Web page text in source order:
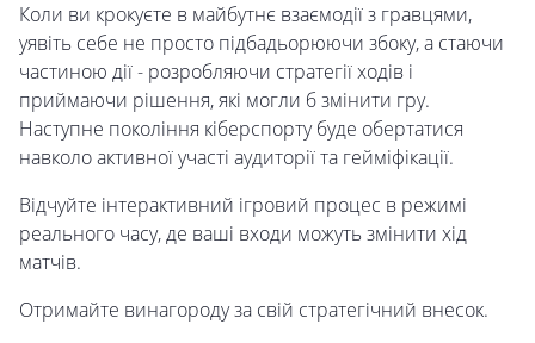
Коли ви крокуєте в майбутнє взаємодії з гравцями,
уявіть себе не просто підбадьорюючи збоку, а стаючи
частиною дії - розробляючи стратегії ходів і
приймаючи рішення, які могли б змінити гру.
Наступне покоління кіберспорту буде обертатися
навколо активної участі аудиторії та гейміфікації.
Відчуйте інтерактивний ігровий процес в режимі
реального часу, де ваші входи можуть змінити хід
матчів.
Отримайте винагороду за свій стратегічний внесок.